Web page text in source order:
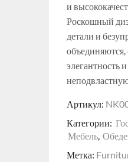
и
Роскошный
детали и
объединяются,
элегантность
Артикул:
Категории:
Мебель,
Метка: